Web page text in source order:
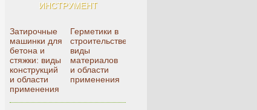
ИНСТРУМЕНТ
Затирочные
машинки для
бетона и
стяжки: виды
конструкций
и области
применения
Герметики в
строительстве:
виды
материалов
и области
применения